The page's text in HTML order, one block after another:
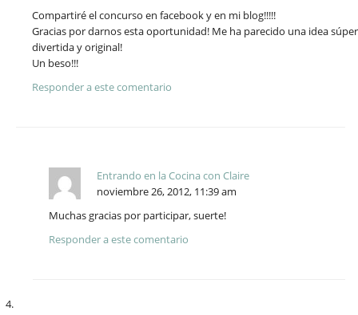
Compartiré el concurso en facebook y en mi blog!!!!!
Gracias por darnos esta oportunidad! Me ha parecido una idea súper
divertida y original!
Un beso!!!
Responder a este comentario
Entrando en la Cocina con Claire
noviembre 26, 2012, 11:39 am
Muchas gracias por participar, suerte!
Responder a este comentario